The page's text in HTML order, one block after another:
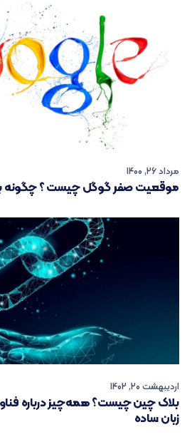
مرداد 26, 1400
موقعیت صفر گوگل چیست ؟ چگونه
اردیبهشت 20, 1402
زبان ساده